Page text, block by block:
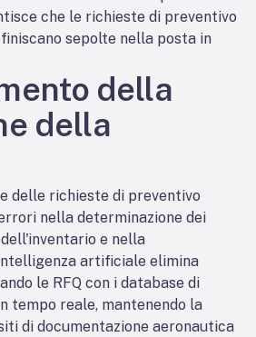
che le richieste di preventivo
sepolte nella posta in
della
della
delle richieste di preventivo
nella determinazione dei
e nella
artificiale elimina
le RFQ con i database di
tempo reale, mantenendo la
di documentazione aeronautica